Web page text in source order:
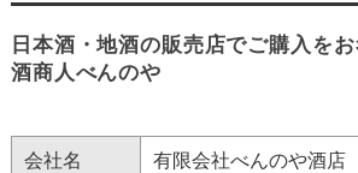
日本酒・地酒の販売店でご購入を
酒商人べんのや
会社名 有限会社べんのや酒店